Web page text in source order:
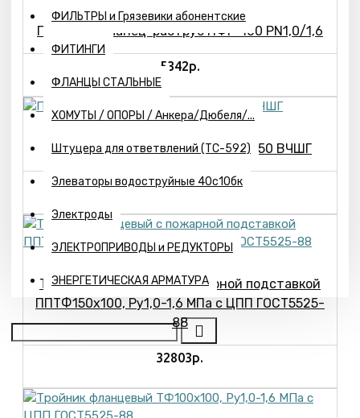
ФИЛЬТРЫ и Грязевики абонентские
ФИТИНГИ
ФЛАНЦЫ СТАЛЬНЫЕ
ХОМУТЫ / ОПОРЫ / Анкера/Дюбеля/...
Штуцера для ответвлений (ТС-592)
Элеваторы водоструйные 40с10бк
Электроды
ЭЛЕКТРОПРИВОДЫ и РЕДУКТОРЫ
ЭНЕРГЕТИЧЕСКАЯ АРМАТУРА
Патрубок фланец-раструб ПФР-100 PN1,0/1,6
5342р.
Патрубок фланец-раструб ПФР-150 ВЧШГ
5631р.
Тройник фланцевый с пожарной подставкой
ППТФ150х100, Ру1,0-1,6 МПа с ЦПП ГОСТ5525-
88
32803р.